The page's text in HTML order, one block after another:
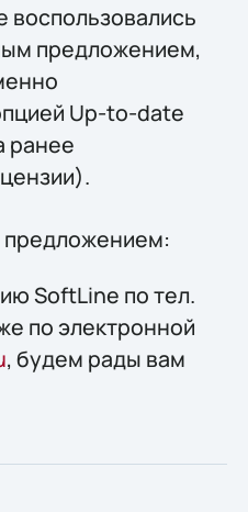
воспользовались
предложением,
Up-to-date
ранее
предложением:
SoftLine по тел.
по электронной
, будем рады вам